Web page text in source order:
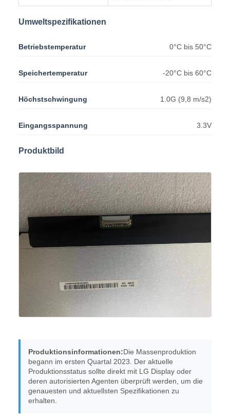
Umweltspezifikationen
Betriebstemperatur 0°C bis 50°C
Speichertemperatur -20°C bis 60°C
Höchstschwingung 1.0G (9,8 m/s2)
Eingangsspannung 3.3V
Produktbild
Produktionsinformationen:Die Massenproduktion
begann im ersten Quartal 2023. Der aktuelle
Produktionsstatus sollte direkt mit LG Display oder
deren autorisierten Agenten überprüft werden, um die
genauesten und aktuellsten Spezifikationen zu
erhalten.